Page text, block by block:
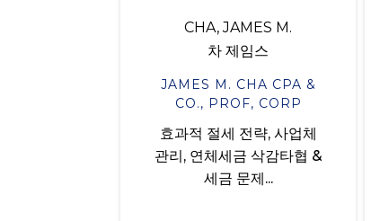
CHA, JAMES M.
차 제임스
JAMES M. CHA CPA &
CO., PROF, CORP
효과적 절세 전략, 사업체
관리, 연체세금 삭감타협 &
세금 문제...